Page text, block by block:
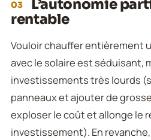
03
L’autonomie
rentable
Vouloir chauffer entièrement
avec le solaire est séduisant,
investissements très lourds
panneaux et ajouter de
exploser le coût et allonge le
investissement). En